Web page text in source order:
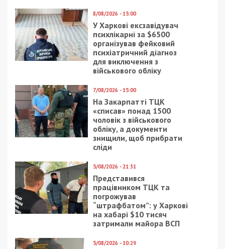
8/08/2026 - 15:00
У Харкові ексзавідувач
психлікарні за $6500
організував фейковий
психіатричний діагноз
для виключення з
військового обліку
7/08/2026 - 15:00
На Закарпатті ТЦК
«списав» понад 1500
чоловік з військового
обліку, а документи
знищили, щоб прибрати
сліди
5/08/2026 - 21:31
Представився
працівником ТЦК та
погрожував
“штрафбатом”: у Харкові
на хабарі $10 тисяч
затримали майора ВСП
5/08/2026 - 10:29